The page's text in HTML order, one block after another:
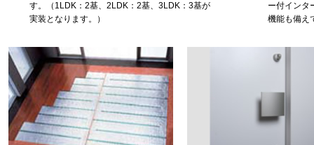
す。（1LDK：2基、2LDK：2基、3LDK：3基が
実装となります。）
ー付インタ
機能も備え